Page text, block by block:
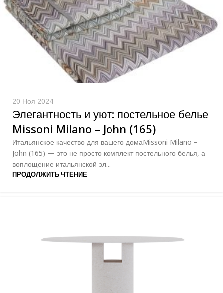
20 Ноя 2024
Элегантность и уют: постельное белье
Missoni Milano – John (165)
Итальянское качество для вашего домаMissoni Milano –
John (165) — это не просто комплект постельного белья, а
воплощение итальянской эл...
ПРОДОЛЖИТЬ ЧТЕНИЕ